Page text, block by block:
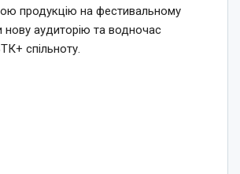
продукцію на фестивальному
нову аудиторію та водночас
спільноту.